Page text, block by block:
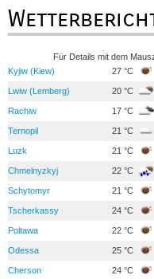
Für Details mit dem
Kyjiw (Kiew)
27 °C
Lwiw (Lemberg) 20 °C
Rachiw 17 °C
Ternopil 21 °C
Luzk 21 °C
Chmelnyzkyj 22 °C
Schytomyr 21 °C
Tscherkassy 24 °C
Poltawa 22 °C
Odessa 25 °C
Cherson 24 °C